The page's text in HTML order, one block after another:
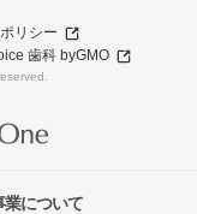
リシー
歯科 byGMO
業について